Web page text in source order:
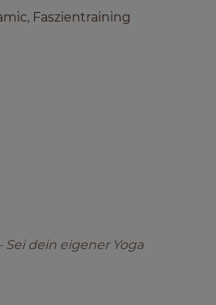
Faszientraining
Sei dein eigener Yoga